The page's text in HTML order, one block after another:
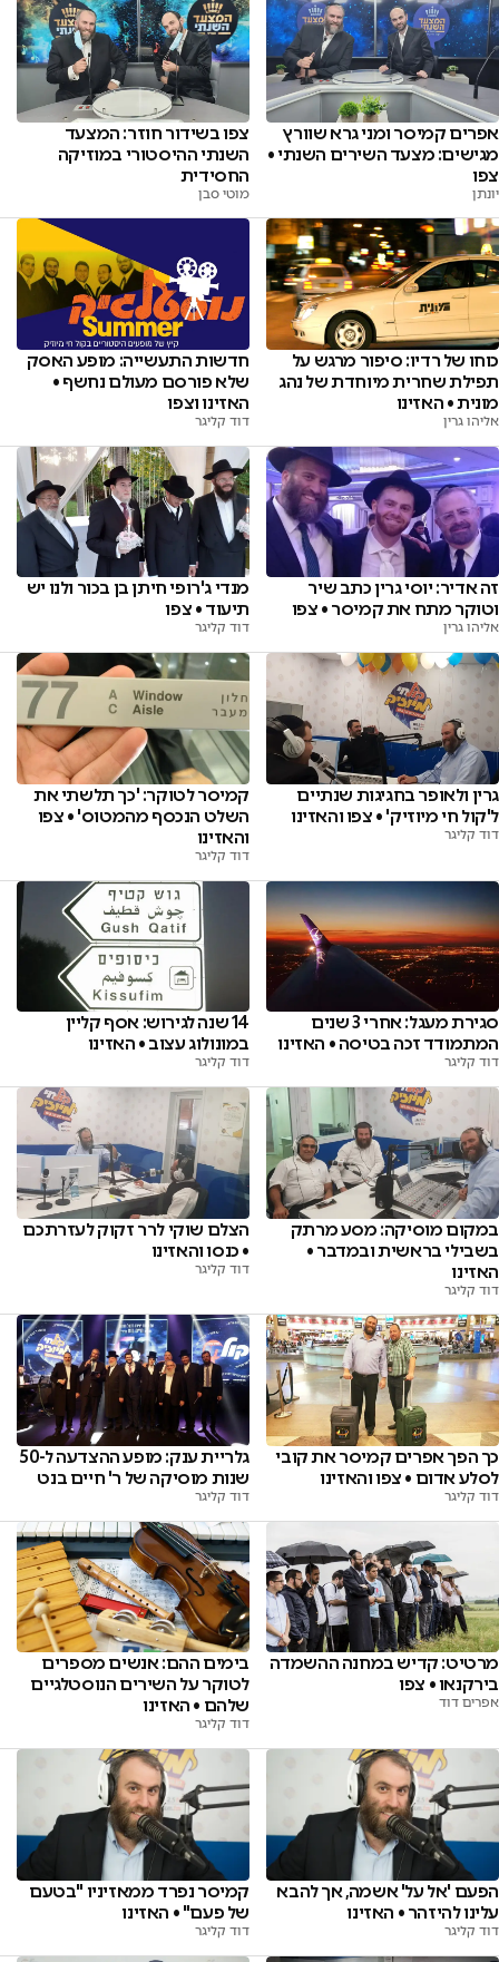
אפרים קמיסר ומני גרא שוורץ
מגישים: מצעד השירים השנתי •
צפו
יונתן
צפו בשידור חוזר: המצעד
השנתי ההיסטורי במוזיקה
החסידית
מוטי סבן
כוחו של רדיו: סיפור מרגש על
תפילת שחרית מיוחדת של נהג
מונית • האזינו
אליהו גרין
חדשות התעשייה: מופע האסק
שלא פורסם מעולם נחשף •
האזינו וצפו
דוד קליגר
זה אדיר: יוסי גרין כתב שיר
וטוקר מתח את קמיסר • צפו
אליהו גרין
מנדי ג'רופי חיתן בן בכור ולנו יש
תיעוד • צפו
דוד קליגר
גרין ולאופר בחגיגות שנתיים
ל'קול חי מיוזיק' • צפו והאזינו
דוד קליגר
קמיסר לטוקר: 'כך תלשתי את
השלט הנכסף מהמטוס' • צפו
והאזינו
דוד קליגר
סגירת מעגל: אחרי 3 שנים
המתמודד זכה בטיסה • האזינו
דוד קליגר
14 שנה לגירוש: אסף קליין
במונולוג עצוב • האזינו
דוד קליגר
במקום מוסיקה: מסע מרתק
בשבילי בראשית ובמדבר •
האזינו
דוד קליגר
הצלם שוקי לרר זקוק לעזרתכם
• כנסו והאזינו
דוד קליגר
כך הפך אפרים קמיסר את קובי
לסלע אדום • צפו והאזינו
דוד קליגר
גלריית ענק: מופע ההצדעה ל-50
שנות מוסיקה של ר' חיים בנט
דוד קליגר
מרטיט: קדיש במחנה ההשמדה
בירקנאו • צפו
אפרים דוד
בימים ההם: אנשים מספרים
לטוקר על השירים הנוסטלגיים
שלהם • האזינו
דוד קליגר
הפעם 'אל על' אשמה, אך להבא
עלינו להיזהר • האזינו
דוד קליגר
קמיסר נפרד ממאזיניו "בטעם
של פעם" • האזינו
דוד קליגר